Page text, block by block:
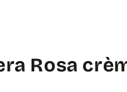
Rosa